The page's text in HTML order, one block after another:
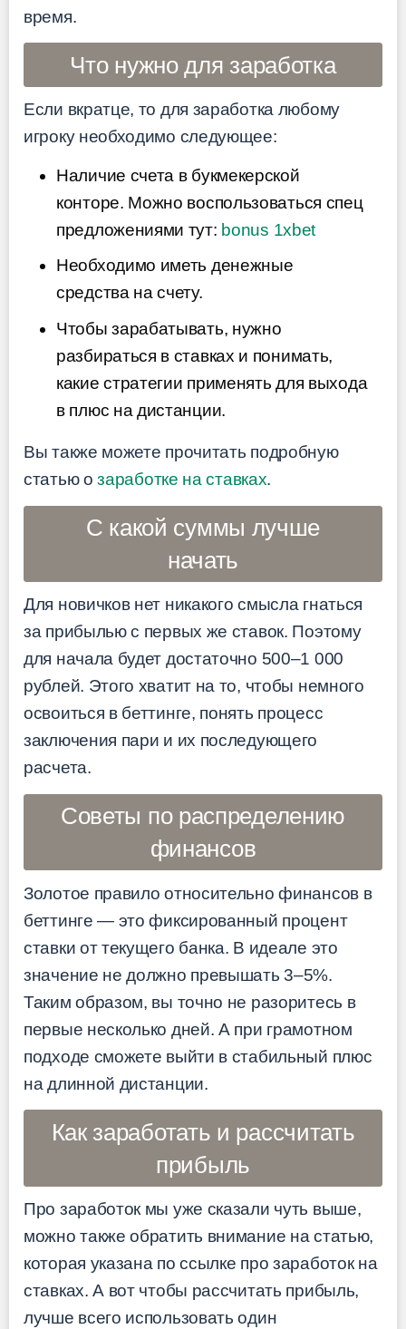
время.
Что нужно для заработка
Если вкратце, то для заработка любому
игроку необходимо следующее:
Наличие счета в букмекерской
конторе. Можно воспользоваться спец
предложениями тут: bonus 1xbet
Необходимо иметь денежные
средства на счету.
Чтобы зарабатывать, нужно
разбираться в ставках и понимать,
какие стратегии применять для выхода
в плюс на дистанции.
Вы также можете прочитать подробную
статью озаработке на ставках.
С какой суммы лучше
начать
Для новичков нет никакого смысла гнаться
за прибылью с первых же ставок. Поэтому
для начала будет достаточно 500–1 000
рублей. Этого хватит на то, чтобы немного
освоиться в беттинге, понять процесс
заключения пари и их последующего
расчета.
Советы по распределению
финансов
Золотое правило относительно финансов в
беттинге — это фиксированный процент
ставки от текущего банка. В идеале это
значение не должно превышать 3–5%.
Таким образом, вы точно не разоритесь в
первые несколько дней. А при грамотном
подходе сможете выйти в стабильный плюс
на длинной дистанции.
Как заработать и рассчитать
прибыль
Про заработок мы уже сказали чуть выше,
можно также обратить внимание на статью,
которая указана по ссылке про заработок на
ставках. А вот чтобы рассчитать прибыль,
лучше всего использовать один